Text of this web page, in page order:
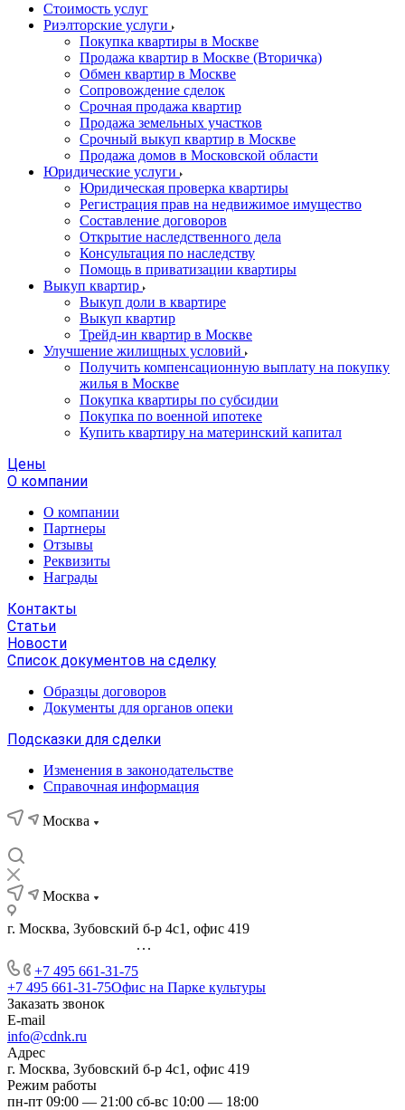
Стоимость услуг
Риэлторские услуги
Покупка квартиры в Москве
Продажа квартир в Москве (Вторичка)
Обмен квартир в Москве
Сопровождение сделок
Срочная продажа квартир
Продажа земельных участков
Срочный выкуп квартир в Москве
Продажа домов в Московской области
Юридические услуги
Юридическая проверка квартиры
Регистрация прав на недвижимое имущество
Составление договоров
Открытие наследственного дела
Консультация по наследству
Помощь в приватизации квартиры
Выкуп квартир
Выкуп доли в квартире
Выкуп квартир
Трейд-ин квартир в Москве
Улучшение жилищных условий
Получить компенсационную выплату на покупку
жилья в Москве
Покупка квартиры по субсидии
Покупка по военной ипотеке
Купить квартиру на материнский капитал
Цены
О компании
О компании
Партнеры
Отзывы
Реквизиты
Награды
Контакты
Статьи
Новости
Список документов на сделку
Образцы договоров
Документы для органов опеки
Подсказки для сделки
Изменения в законодательстве
Справочная информация
Москва
Москва
г. Москва, Зубовский б-р 4с1, офис 419
...
+7 495 661-31-75
+7 495 661-31-75Офис на Парке культуры
Заказать звонок
E-mail
info@cdnk.ru
Адрес
г. Москва, Зубовский б-р 4с1, офис 419
Режим работы
пн-пт 09:00 — 21:00 сб-вс 10:00 — 18:00